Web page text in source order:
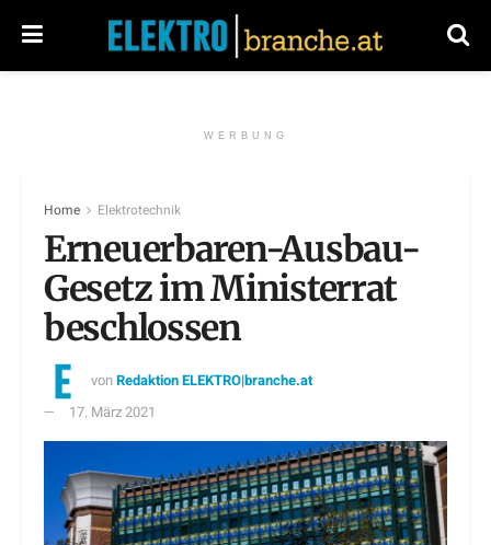
WERBUNG
Home Elektrotechnik
Erneuerbaren-Ausbau-
Gesetz im Ministerrat
beschlossen
vonRedaktion ELEKTRO|branche.at
17. März 2021